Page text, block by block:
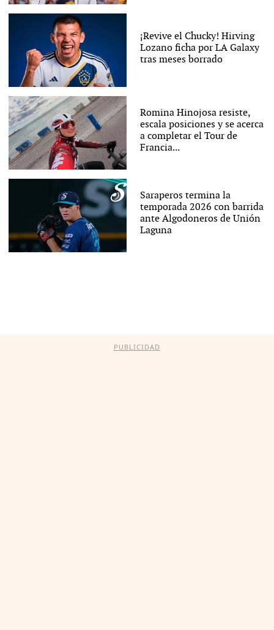
¡Revive el Chucky! Hirving
Lozano ficha por LA Galaxy
tras meses borrado
Romina Hinojosa resiste,
escala posiciones y se acerca
a completar el Tour de
Francia...
Saraperos termina la
temporada 2026 con barrida
ante Algodoneros de Unión
Laguna
PUBLICIDAD